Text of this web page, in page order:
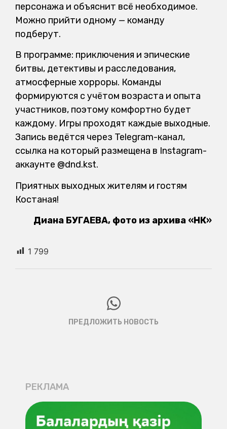
персонажа и объяснит всё необходимое.
Можно прийти одному — команду
подберут.
В программе: приключения и эпические
битвы, детективы и расследования,
атмосферные хорроры. Команды
формируются с учётом возраста и опыта
участников, поэтому комфортно будет
каждому. Игры проходят каждые выходные.
Запись ведётся через Telegram-канал,
ссылка на который размещена в Instagram-
аккаунте @dnd.kst.
Приятных выходных жителям и гостям
Костаная!
Диана БУГАЕВА, фото из архива «НК»
1 799
ПРЕДЛОЖИТЬ НОВОСТЬ
РЕКЛАМА